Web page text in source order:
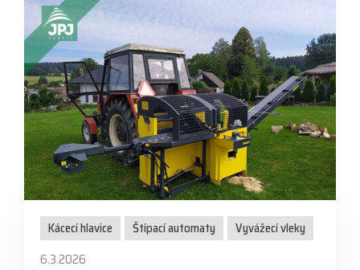
Kácecí hlavice Štípací automaty
Vyvážecí vleky
6.3.2026